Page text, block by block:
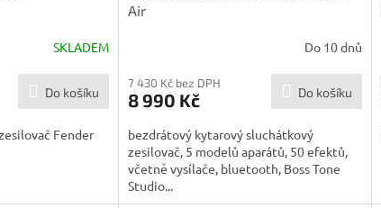
SKLADEM
Do košíku
Fender
Air
Do 10 dnů
7 430 Kč bez DPH
8 990 Kč Do košíku
bezdrátový kytarový sluchátkový
zesilovač, 5 modelů aparátů, 50 efektů,
včetně vysílače, bluetooth, Boss Tone
Studio...